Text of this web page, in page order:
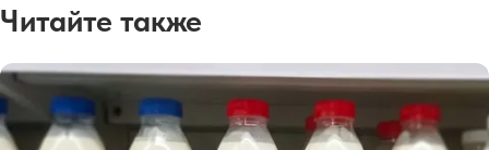
Читайте также